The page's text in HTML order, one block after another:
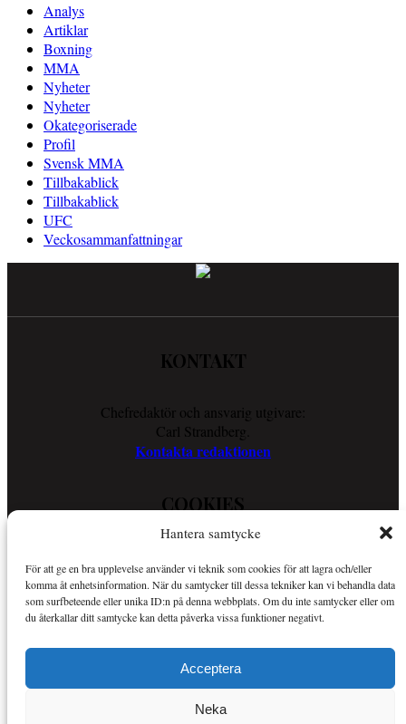
Hantera samtycke
För att ge en bra upplevelse använder vi teknik som cookies för att lagra och/eller
komma åt enhetsinformation. När du samtycker till dessa tekniker kan vi behandla data
som surfbeteende eller unika ID:n på denna webbplats. Om du inte samtycker eller om
du återkallar ditt samtycke kan detta påverka vissa funktioner negativt.
Acceptera
Neka
Analys
Artiklar
Boxning
MMA
Nyheter
Nyheter
Okategoriserade
Profil
Svensk MMA
Tillbakablick
Tillbakablick
UFC
Veckosammanfattningar
KONTAKT
Chefredaktör och ansvarig utgivare:
Carl Strandberg.
Kontakta redaktionen
COOKIES
din läsupplevelse.
Så använder vi cookies
OM SPORTKURIREN
Sportkuriren är en nättidning med fokus på sport i allmänhet och
Mer om Sportkuriren